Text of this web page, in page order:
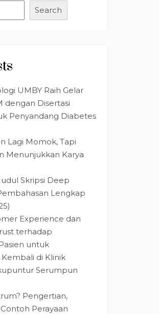
Search
UMBY Raih Gelar
dengan Disertasi
Penyandang Diabetes
Lagi Momok, Tapi
Menunjukkan Karya
Skripsi Deep
Lengkap
Experience dan
terhadap
untuk
di Klinik
Serumpun
Pengertian,
Perayaan